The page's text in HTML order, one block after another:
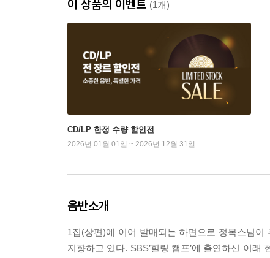
이 상품의 이벤트 (1개)
CD/LP 한정 수량 할인전
2026년 01월 01일 ~ 2026년 12월 31일
음반소개
1집(상편)에 이어 발매되는 하편으로 정목스님이
지향하고 있다. SBS’힐링 캠프’에 출연하신 이